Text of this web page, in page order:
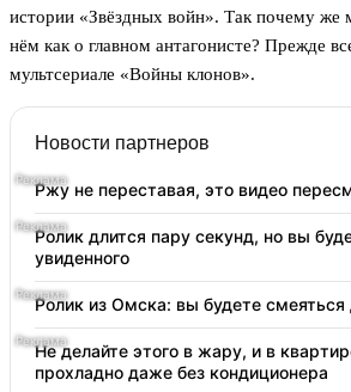
истории «Звёздных войн». Так почему же
нём как о главном антагонисте? Прежде
мультсериале «Войны клонов».
Новости партнеров
Ржу не переставая, это видео
Ролик длится пару секунд, но вы
увиденного
Ролик из Омска: вы будете смеяться
Не делайте этого в жару, и в
прохладно даже без кондиционера